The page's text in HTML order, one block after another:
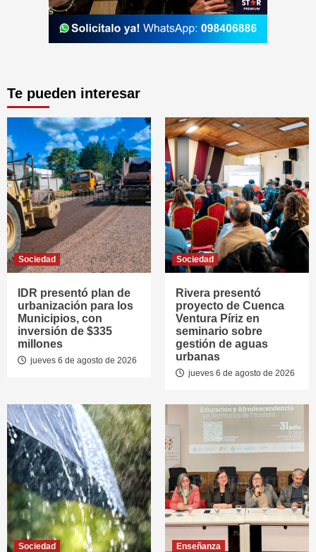
Te pueden interesar
Sociedad
IDR presentó plan de
urbanización para los
Municipios, con
inversión de $335
millones
jueves 6 de agosto de 2026
Sociedad
Rivera presentó
proyecto de Cuenca
Ventura Píriz en
seminario sobre
gestión de aguas
urbanas
jueves 6 de agosto de 2026
Sociedad Enseñanza